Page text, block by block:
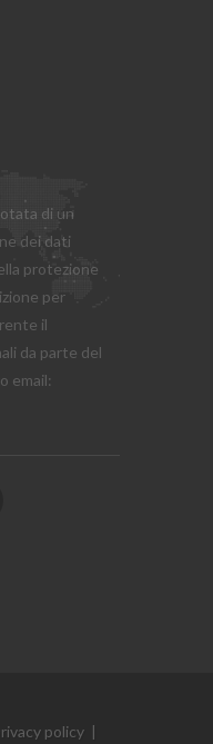
di un
dei dati
protezione
per
il
da parte del
email:
policy |